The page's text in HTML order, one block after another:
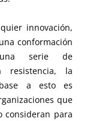
innovación,
conformación
serie de
resistencia, la
a esto es
que
consideran para